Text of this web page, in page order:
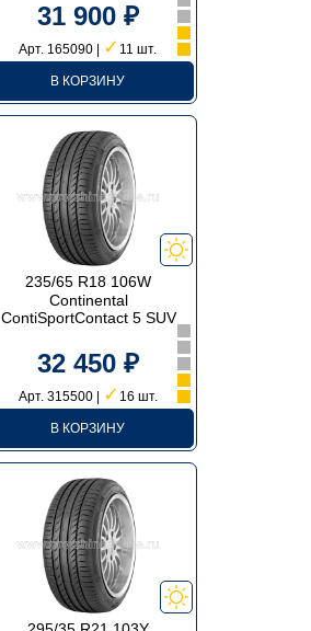
31 900 ₽
Арт. 165090 | ✓ 11 шт.
В КОРЗИНУ
235/65 R18 106W
Continental
ContiSportContact 5 SUV
32 450 ₽
Арт. 315500 | ✓ 16 шт.
В КОРЗИНУ